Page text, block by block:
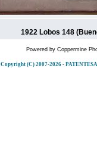
1922 Lobos 148
Powered by Coppermine
Copyright (C) 2007-2026 -